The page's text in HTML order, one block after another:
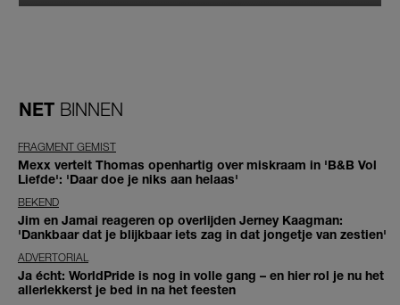
NET BINNEN
FRAGMENT GEMIST
Mexx vertelt Thomas openhartig over miskraam in 'B&B Vol
Liefde': 'Daar doe je niks aan helaas'
BEKEND
Jim en Jamai reageren op overlijden Jerney Kaagman:
'Dankbaar dat je blijkbaar iets zag in dat jongetje van zestien'
ADVERTORIAL
Ja écht: WorldPride is nog in volle gang – en hier rol je nu het
allerlekkerst je bed in na het feesten